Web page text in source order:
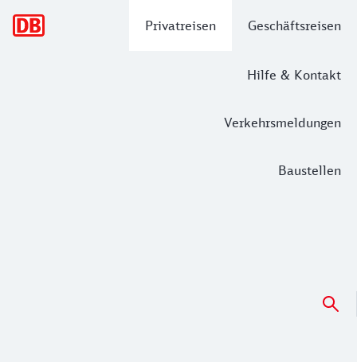
Privatreisen Geschäftsreisen
Hilfe & Kontakt
Verkehrsmeldungen
Baustellen